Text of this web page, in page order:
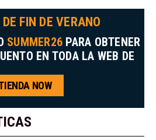
FIN DE VERANO
SUMMER26 PARA OBTENER
EN TODA LA WEB DE
NOW